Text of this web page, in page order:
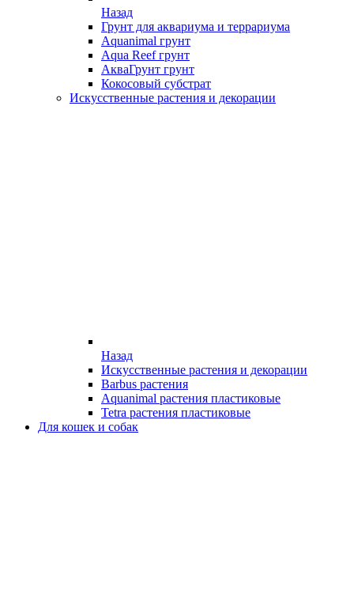
Назад
Грунт для аквариума и террариума
Aquanimal грунт
Aqua Reef грунт
АкваГрунт грунт
Кокосовый субстрат
Искусственные растения и декорации
Назад
Искусственные растения и декорации
Barbus растения
Aquanimal растения пластиковые
Tetra растения пластиковые
Для кошек и собак